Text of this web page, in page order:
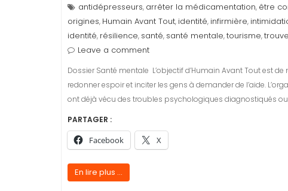
antidépresseurs, arrêter la médicamentation, être
origines, Humain Avant Tout, identité, infirmière,
identité, résilience, santé, santé mentale,tourisme,
Leave a comment
Dossier Santé mentale L’objectif d’Humain Avant Tout est
redonner espoir et inciter les gens à demander de l’aide.
ont déjà vécu des troubles psychologiques diagnostiqués
PARTAGER :
Facebook X
En lire plus ...